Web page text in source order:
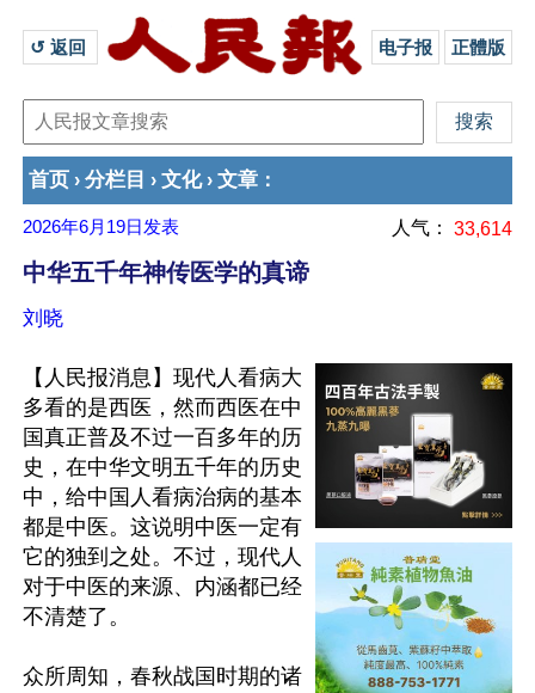
↺ 返回 电子报 正體版
首页 › 分栏目 › 文化› 文章 ：
2026年6月19日 发表 人气： 33,614
中华五千年神传医学的真谛
刘晓
【人民报消息】现代人看病大
多看的是西医，然而西医在中
国真正普及不过一百多年的历
史，在中华文明五千年的历史
中，给中国人看病治病的基本
都是中医。这说明中医一定有
它的独到之处。不过，现代人
对于中医的来源、内涵都已经
不清楚了。
众所周知，春秋战国时期的诸